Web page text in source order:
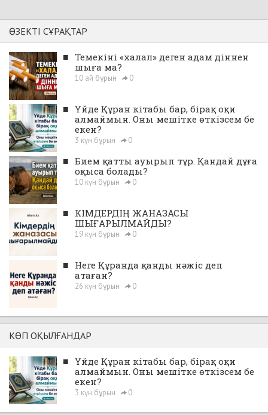
ӨЗЕКТІ СҰРАҚТАР
■ Темекіні «халал» деген адам діннен
шыға ма?
10 ай бұрын 0
■ Үйде Құран кітабы бар, бірақ оқи
алмаймын. Оны мешітке өткізсем бе
екен?
3 күн бұрын 0
■ Бием қатты ауырып тұр. Қандай дұға
оқыса болады?
10 күн бұрын 0
■ КІМДЕРДІҢ ЖАНАЗАСЫ
ШЫҒАРЫЛМАЙДЫ?
19 күн бұрын 0
■ Неге Құранда қанды нәжіс деп
атаған?
26 күн бұрын 0
КӨП ОҚЫЛҒАНДАР
■ Үйде Құран кітабы бар, бірақ оқи
алмаймын. Оны мешітке өткізсем бе
екен?
3 күн бұрын 0